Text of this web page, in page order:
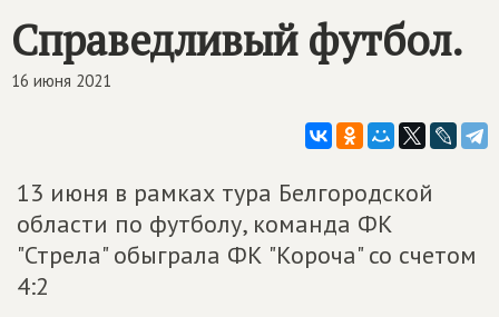
Контакты
Справедливый футбол.
16 июня 2021
13 июня в рамках тура Белгородской
области по футболу, команда ФК
"Стрела" обыграла ФК "Короча" со счетом
4:2